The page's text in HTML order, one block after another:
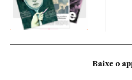
Baixe o